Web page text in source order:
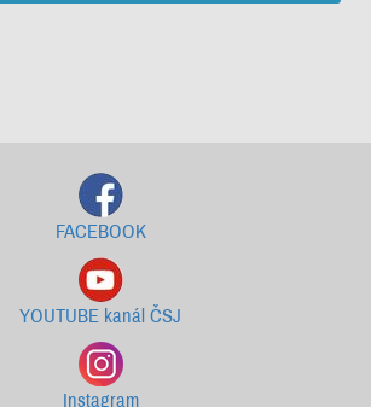
FACEBOOK
YOUTUBE kanál ČSJ
Instagram